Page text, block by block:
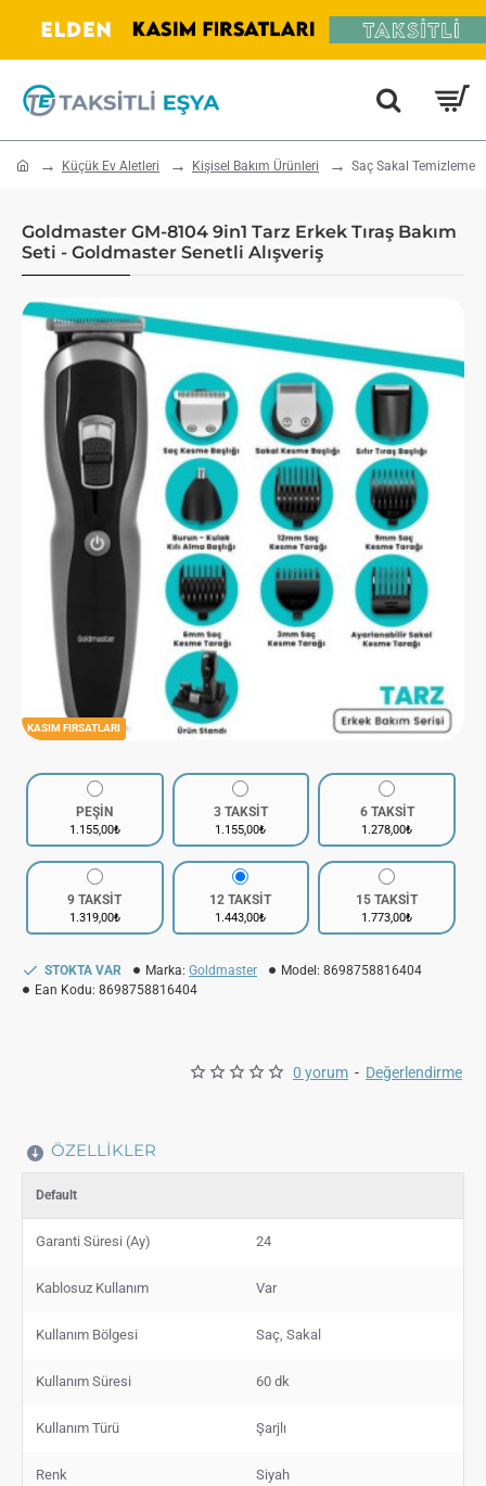
home Küçük Ev Aletleri Kişisel Bakım Ürünleri Saç Sakal Temizleme
Goldmaster GM-8104 9in1 Tarz Erkek Tıraş Bakım
Seti - Goldmaster Senetli Alışveriş
KASIM FIRSATLARI
0 yorum - Değerlendirme
PEŞİN
1.155,00₺
3 TAKSİT
1.155,00₺
6 TAKSİT
1.278,00₺
9 TAKSİT
1.319,00₺
12 TAKSİT
1.443,00₺
15 TAKSİT
1.773,00₺
STOKTA VAR Marka: Goldmaster Model: 8698758816404
Ean Kodu: 8698758816404
ÖZELLIKLER
Default
Garanti Süresi (Ay) 24
Kablosuz Kullanım Var
Kullanım Bölgesi Saç, Sakal
Kullanım Süresi 60 dk
Kullanım Türü Şarjlı
Renk Siyah